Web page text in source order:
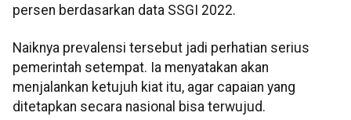
persen berdasarkan data SSGI 2022.
Naiknya prevalensi tersebut jadi perhatian serius
pemerintah setempat. Ia menyatakan akan
menjalankan ketujuh kiat itu, agar capaian yang
ditetapkan secara nasional bisa terwujud.